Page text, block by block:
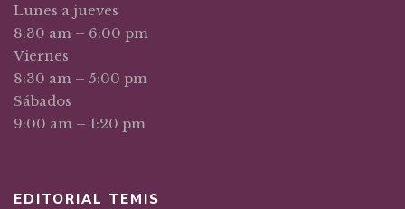
Lunes a jueves
8:30 am – 6:00 pm
Viernes
8:30 am – 5:00 pm
Sábados
9:00 am – 1:20 pm
EDITORIAL TEMIS